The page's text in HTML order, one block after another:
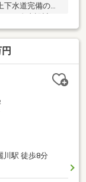
水道完備の整
川駅 徒歩8分